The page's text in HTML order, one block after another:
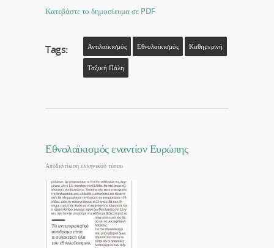
Κατεβάστε το δημοσίευμα σε PDF
Tags: Αντιλαϊκισμός Εθνολαϊκισμός Καθημερινή
Ταξική Πάλη
Εθνολαϊκισμός εναντίον Ευρώπης
Αποδελτίωση ελληνικού τύπου